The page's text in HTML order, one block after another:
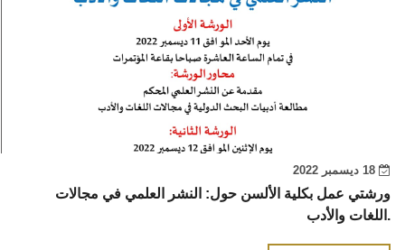
ورشتي عمل بكلية الألسن حول: النشر العلمي في مجالات
اللغات والأدب.